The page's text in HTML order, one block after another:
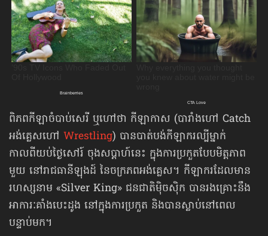
ពិភពកីឡាចំបាប់សេរី ឬហៅថា កីឡាកាស (បារាំងហៅ Catch
អង់គ្លេសហៅ Wrestling) បានបាត់បង់កីឡាករល្បីម្នាក់
កាលពីយប់ថ្ងៃសៅរ៍ ចុងសប្ដាហ៍នេះ ក្នុងការប្រកួតបែបមិត្តភាព
មួយ នៅរាជធានីឡុងដ៍ នៃចក្រភពអង់គ្លេស។ កីឡាករដែលមាន
រហស្សនាម «Silver King» ជនជាតិម៉ិចស៊ិក បានរងគ្រោះនឹង
អាការៈគាំងបេះដូង នៅក្នុងការប្រកួត និងបានស្លាប់នៅពេល
បន្ទាប់មក។